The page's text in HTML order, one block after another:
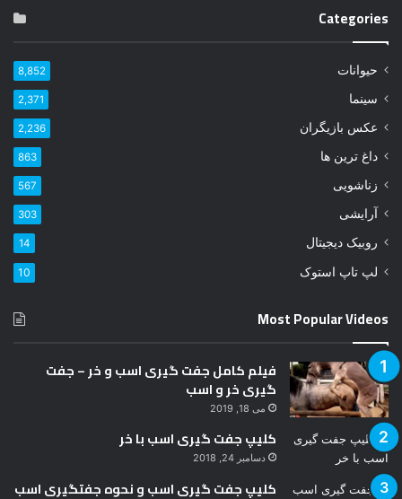
م
ی
خ
و
ر
ا
ا
ر
ک
ن
Categories
حیوانات 8,852
سینما 2,371
عکس بازیگران 2,236
داغ ترین ها 863
زناشویی 567
آرایشی 303
روبیک دیجیتال 14
لپ تاپ استوک 10
Most Popular Videos
فیلم کامل جفت گیری اسب و خر – جفت
گیری خر و اسب
می 18, 2019
کلیپ جفت گیری اسب با خر
دسامبر 24, 2018
کلیپ جفت گیری اسب و نحوه جفتگیری اسب